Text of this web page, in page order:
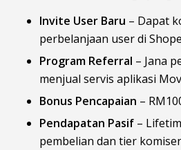
Invite User Baru – Dapat
perbelanjaan user di
Program Referral – Jana
menjual servis aplikasi
Bonus Pencapaian –
Pendapatan Pasif–
pembelian dan tier